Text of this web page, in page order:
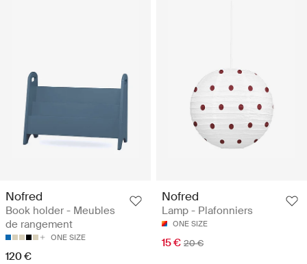
Nofred
Book holder - Meubles
de rangement
ONE SIZE
120 €
Nofred
Lamp - Plafonniers
ONE SIZE
15 € 20 €